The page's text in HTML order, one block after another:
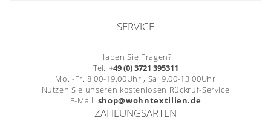
SERVICE
Haben Sie Fragen?
Tel.: +49 (0) 3721 395311
Mo. -Fr. 8.00-19.00Uhr , Sa. 9.00-13.00Uhr
Nutzen Sie unseren kostenlosen Rückruf-Service
E-Mail: shop@wohntextilien.de
ZAHLUNGSARTEN